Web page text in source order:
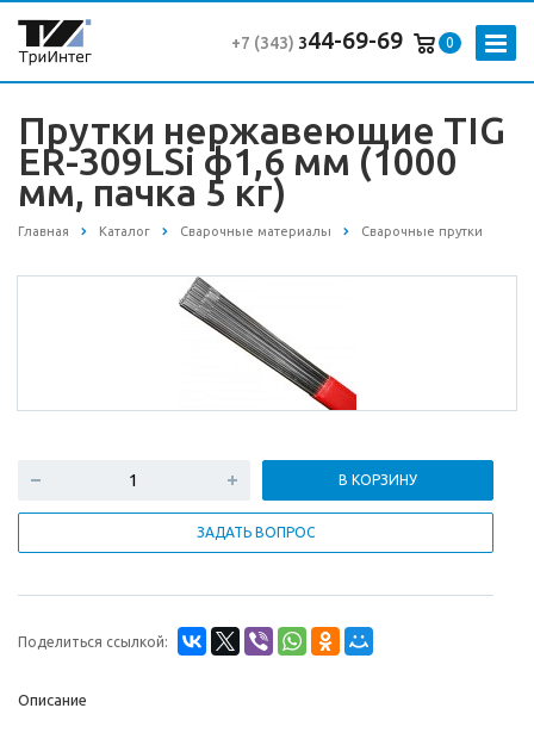
0
+7 (343) 344-69-69
Прутки нержавеющие TIG
ER-309LSi ф1,6 мм (1000
мм, пачка 5 кг)
Главная Каталог Сварочные материалы Сварочные прутки
В КОРЗИНУ
ЗАДАТЬ ВОПРОС
Поделиться ссылкой:
Описание